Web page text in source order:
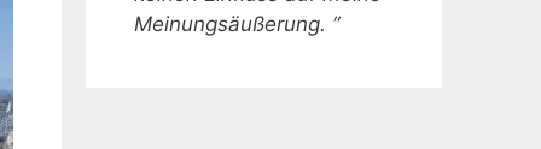
Meinungsäußerung. “